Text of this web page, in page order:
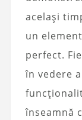
același
un
perfect.
în vedere
înseamnă